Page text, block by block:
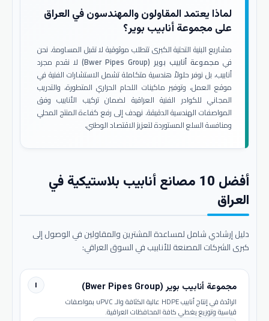
لماذا يعتمد المقاولون والمهندسون في العراق
على مجموعة أنابيب بوير؟
مشاريع البنية التحتية الكبرى تتطلب موثوقية لا تقبل المساومة. نحن
في مجموعة أنابيب بوير (Bwer Pipes Group)
لا نقدم مجرد
أنابيب، بل نوفر حلولاً هندسية متكاملة تشمل الاستشارات الفنية في
موقع العمل، وتوفير ماكينات اللحام الحراري المتطورة، والتدريب
المجاني للكوادر الفنية العراقية لضمان تركيب الأنابيب وفق
المواصفات الهندسية الدقيقة. نهدف إلى رفع كفاءة المنتج المحلي
ومنافسة السلع المستوردة لتعزيز الاقتصاد الوطني.
أفضل 10 مصانع أنابيب بلاستيكية في
العراق
دليل إرشادي شامل لمساعدة المشترين والمقاولين في الوصول إلى
كبرى الشركات المصنعة للأنابيب في السوق العراقي:
١ مجموعة أنابيب بوير (Bwer Pipes Group)
الرائدة في إنتاج أنابيب HDPE عالية الكثافة والـ uPVC بمواصفات
قياسية وتوزيع يغطي كافة المحافظات العراقية.